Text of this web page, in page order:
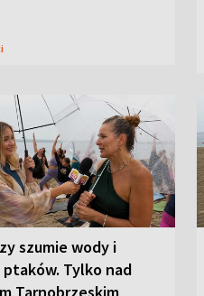
szumie wody i
Tylko nad